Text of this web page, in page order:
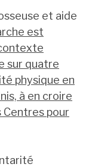
et aide
est
sur quatre
physique en
à en croire
Centres pour